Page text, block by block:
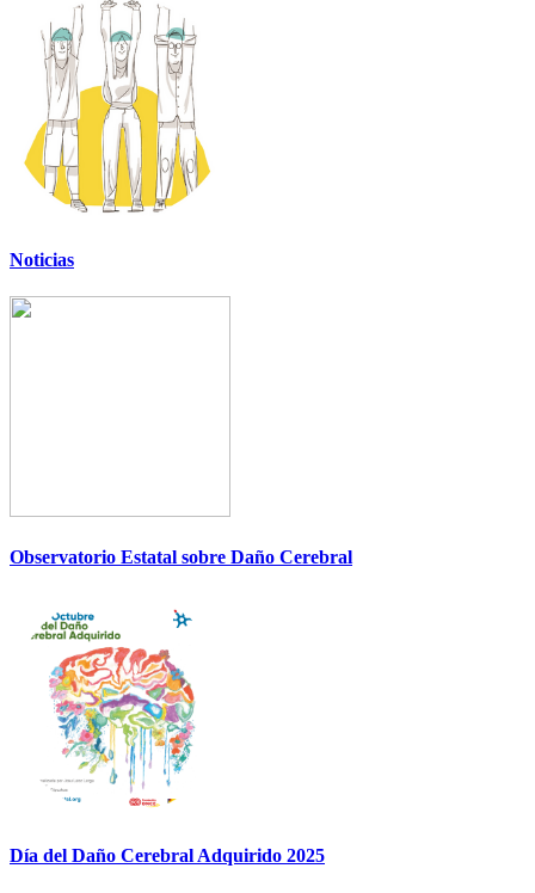
Noticias
Observatorio Estatal sobre Daño Cerebral
Día del Daño Cerebral Adquirido 2025